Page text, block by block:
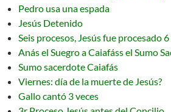
Pedro usa una espada
Jesús Detenido
Seis procesos, Jesús fue procesado 6
Anás el Suegro a Caiafáss el Sumo
Sumo sacerdote Caiafás
Viernes: día de la muerte de Jesús?
Gallo cantó 3 veces